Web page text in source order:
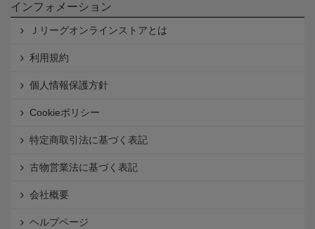
インフォメーション
Ｊリーグオンラインストアとは
利用規約
個人情報保護方針
Cookieポリシー
特定商取引法に基づく表記
古物営業法に基づく表記
会社概要
ヘルプページ